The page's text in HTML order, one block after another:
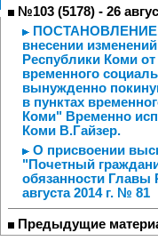
№103 (5178) - 26
ПОСТАНОВЛЕНИЕ
внесении
Республики Коми
временного
вынужденно
в пунктах
Коми" Временно
Коми В.Гайзер.
О присвоении
"Почетный
обязанности Главы
августа 2014 г. № 81
Предыдущие